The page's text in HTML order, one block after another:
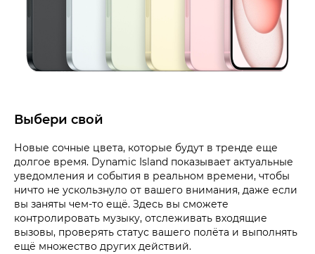
Выбери свой
Новые сочные цвета, которые будут в тренде еще
долгое время. Dynamic Island показывает актуальные
уведомления и события в реальном времени, чтобы
ничто не ускользнуло от вашего внимания, даже если
вы заняты чем-то ещё. Здесь вы сможете
контролировать музыку, отслеживать входящие
вызовы, проверять статус вашего полёта и выполнять
ещё множество других действий.